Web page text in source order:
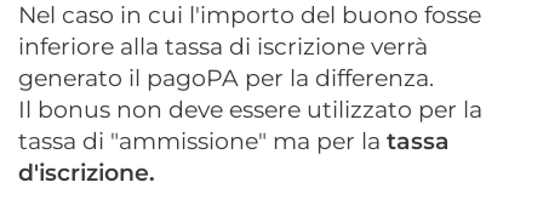
Nel caso in cui l'importo del buono fosse
inferiore alla tassa di iscrizione verrà
generato il pagoPA per la differenza.
Il bonus non deve essere utilizzato per la
tassa di "ammissione" ma per la tassa
d'iscrizione.